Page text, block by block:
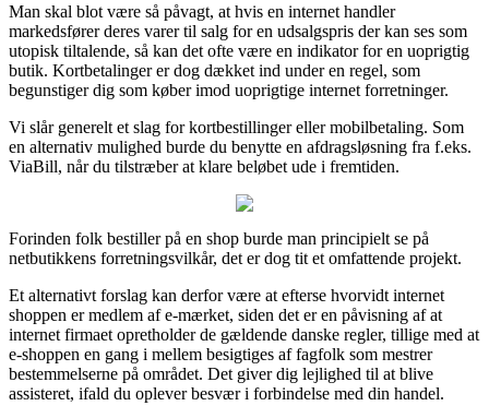
Man skal blot være så påvagt, at hvis en internet handler
markedsfører deres varer til salg for en udsalgspris der kan ses som
utopisk tiltalende, så kan det ofte være en indikator for en uoprigtig
butik. Kortbetalinger er dog dækket ind under en regel, som
begunstiger dig som køber imod uoprigtige internet forretninger.
Vi slår generelt et slag for kortbestillinger eller mobilbetaling. Som
en alternativ mulighed burde du benytte en afdragsløsning fra f.eks.
ViaBill, når du tilstræber at klare beløbet ude i fremtiden.
Forinden folk bestiller på en shop burde man principielt se på
netbutikkens forretningsvilkår, det er dog tit et omfattende projekt.
Et alternativt forslag kan derfor være at efterse hvorvidt internet
shoppen er medlem af e-mærket, siden det er en påvisning af at
internet firmaet opretholder de gældende danske regler, tillige med at
e-shoppen en gang i mellem besigtiges af fagfolk som mestrer
bestemmelserne på området. Det giver dig lejlighed til at blive
assisteret, ifald du oplever besvær i forbindelse med din handel.